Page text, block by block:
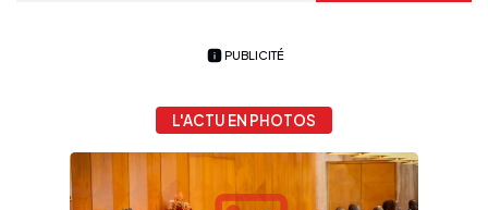
PUBLICITÉ
L'ACTU EN PHOTOS